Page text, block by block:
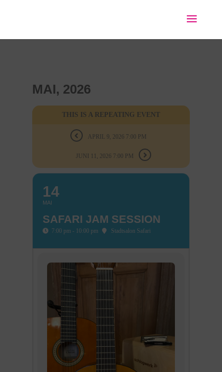
MAI, 2026
THIS IS A REPEATING EVENT
APRIL 9, 2026 7:00 PM
JUNI 11, 2026 7:00 PM
14
MAI
SAFARI JAM SESSION
7:00 pm - 10:00 pm Stadtsalon Safari